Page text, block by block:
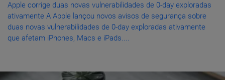
Apple corrige duas novas vulnerabilidades de 0-day exploradas
ativamente A Apple lançou novos avisos de segurança sobre
duas novas vulnerabilidades de 0-day exploradas ativamente
que afetam iPhones, Macs e iPads....